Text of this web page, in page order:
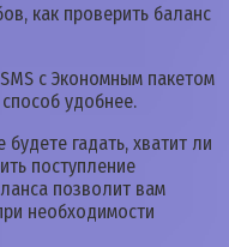
как проверить баланс
с Экономным пакетом
удобнее.
гадать, хватит ли
поступление
позволит вам
необходимости